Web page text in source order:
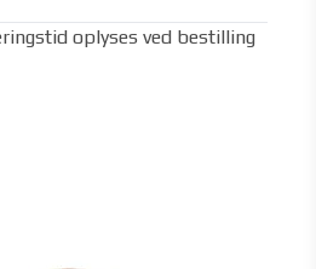
oplyses ved bestilling